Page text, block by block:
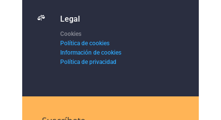
 Legal
Cookies
Política de cookies
Información de cookies
Política de privacidad